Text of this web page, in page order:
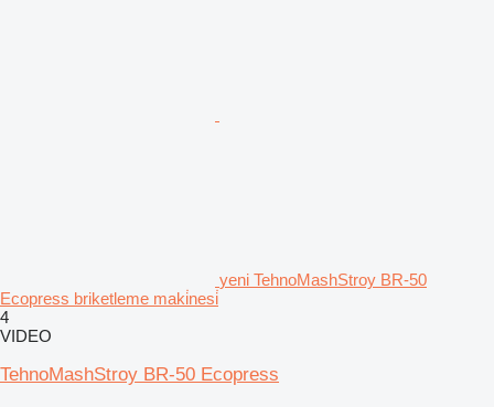
yeni TehnoMashStroy BR-50
Ecopress briketleme maki̇nesi̇
4
VIDEO
TehnoMashStroy BR-50 Ecopress